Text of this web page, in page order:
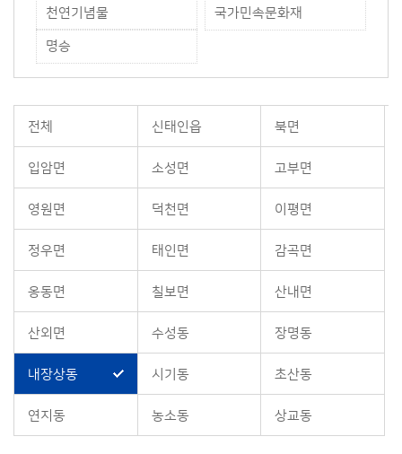
천연기념물 국가민속문화재
명승
전체 신태인읍 북면
입암면 소성면 고부면
영원면 덕천면 이평면
정우면 태인면 감곡면
옹동면 칠보면 산내면
산외면 수성동 장명동
내장상동 시기동 초산동
연지동 농소동 상교동